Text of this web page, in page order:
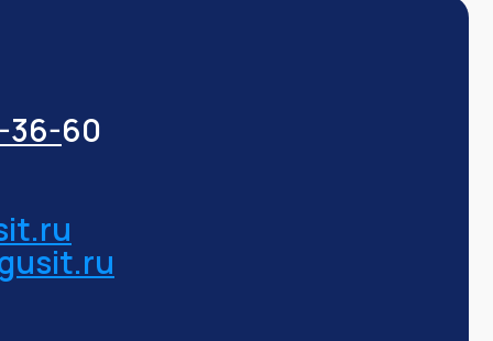
36-60